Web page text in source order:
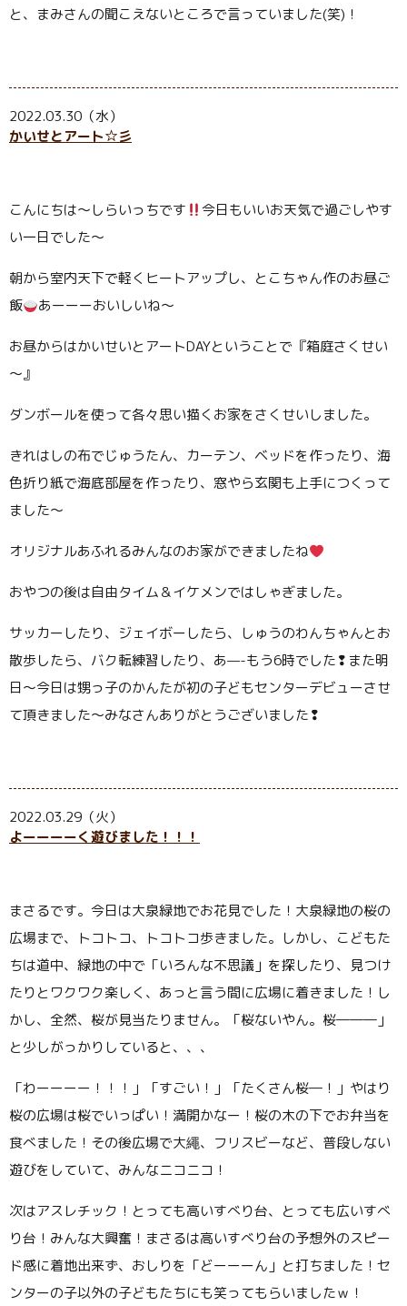
と、まみさんの聞こえないところで言っていました(笑)！
2022.03.30（水）
かいせとアート☆彡
こんにちは～しらいっちです
今日もいいお天気で過ごしやす
い一日でした～
朝から室内天下で軽くヒートアップし、とこちゃん作のお昼ご
飯
あーーーおいしいね～
お昼からはかいせいとアートDAYということで『箱庭さくせい
～』
ダンボールを使って各々思い描くお家をさくせいしました。
きれはしの布でじゅうたん、カーテン、ベッドを作ったり、海
色折り紙で海底部屋を作ったり、窓やら玄関も上手につくって
ました～
オリジナルあふれるみんなのお家ができましたね
おやつの後は自由タイム＆イケメンではしゃぎました。
サッカーしたり、ジェイボーしたら、しゅうのわんちゃんとお
散歩したら、バク転練習したり、あ—-もう6時でした❢また明
日～今日は甥っ子のかんたが初の子どもセンターデビューさせ
て頂きました～みなさんありがとうございました❢
2022.03.29（火）
よーーーーく遊びました！！！
まさるです。今日は大泉緑地でお花見でした！大泉緑地の桜の
広場まで、トコトコ、トコトコ歩きました。しかし、こどもた
ちは道中、緑地の中で「いろんな不思議」を探したり、見つけ
たりとワクワク楽しく、あっと言う間に広場に着きました！し
かし、全然、桜が見当たりません。「桜ないやん。桜―――」
と少しがっかりしていると、、、
「わーーーー！！！」「すごい！」「たくさん桜―！」やはり
桜の広場は桜でいっぱい！満開かなー！桜の木の下でお弁当を
食べました！その後広場で大繩、フリスビーなど、普段しない
遊びをしていて、みんなニコニコ！
次はアスレチック！とっても高いすべり台、とっても広いすべ
り台！みんな大興奮！まさるは高いすべり台の予想外のスピー
ド感に着地出来ず、おしりを「どーーーん」と打ちました！セ
ンターの子以外の子どもたちにも笑ってもらいましたｗ！